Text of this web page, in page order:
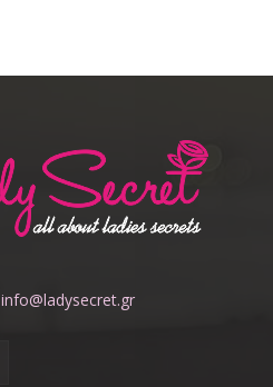
info@ladysecret.gr